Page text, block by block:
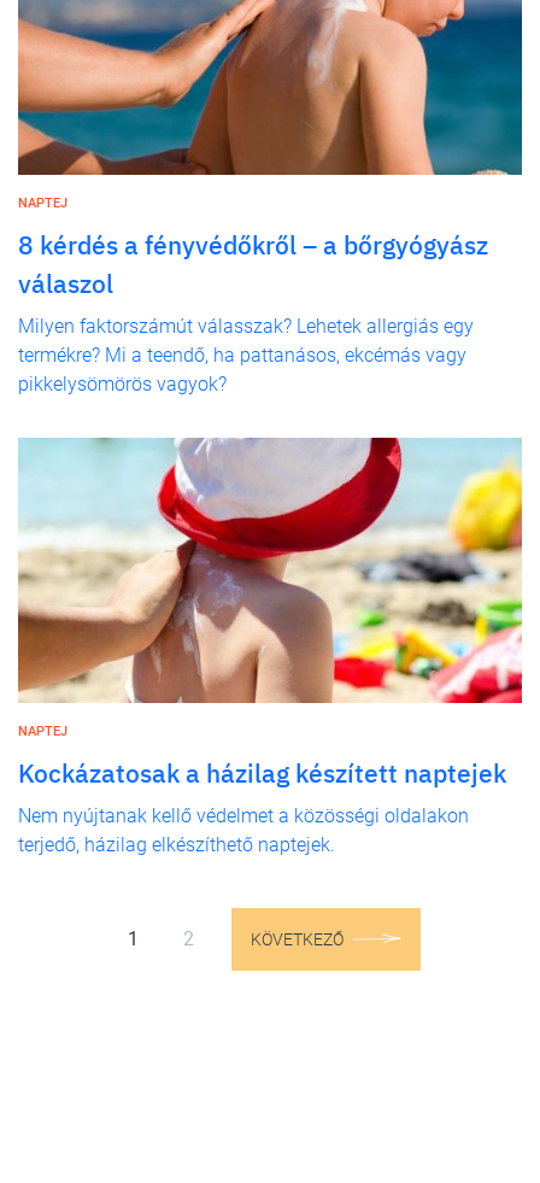
NAPTEJ
8 kérdés a fényvédőkről – a bőrgyógyász
válaszol
Milyen faktorszámút válasszak? Lehetek allergiás egy
termékre? Mi a teendő, ha pattanásos, ekcémás vagy
pikkelysömörös vagyok?
NAPTEJ
Kockázatosak a házilag készített naptejek
Nem nyújtanak kellő védelmet a közösségi oldalakon
terjedő, házilag elkészíthető naptejek.
1 2 KÖVETKEZŐ